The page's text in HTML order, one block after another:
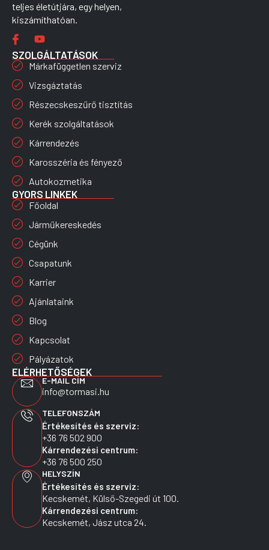
teljes életútjára, egy helyen,
kiszámíthatóan.
SZOLGÁLTATÁSOK
Márkafüggetlen szerviz
Vizsgáztatás
Részecskeszűrő tisztítás
Kerék szolgáltatások
Kárrendezés
Karosszéria és fényező
Autokozmetika
GYORS LINKEK
Főoldal
Járműkereskedés
Cégünk
Csapatunk
Karrier
Ajánlataink
Blog
Kapcsolat
Pályázatok
ELÉRHETŐSÉGEK
E-MAIL CÍM
info@tormasi.hu
TELEFONSZÁM
Értékesítés és szerviz:
+36 76 502 900
Kárrendezési centrum:
+36 76 500 250
HELYSZÍN
Értékesítés és szerviz:
Kecskemét, Külső-Szegedi út 100.
Kárrendezési centrum:
Kecskemét, Jász utca 24.